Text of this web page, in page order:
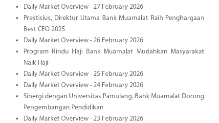
Daily Market Overview - 27 February 2026
Prestisius, Direktur Utama Bank Muamalat Raih Penghargaan
Best CEO 2025
Daily Market Overview - 26 February 2026
Program Rindu Haji Bank Muamalat Mudahkan Masyarakat
Naik Haji
Daily Market Overview - 25 February 2026
Daily Market Overview - 24 February 2026
Sinergi dengan Universitas Pamulang, Bank Muamalat Dorong
Pengembangan Pendidikan
Daily Market Overview - 23 February 2026